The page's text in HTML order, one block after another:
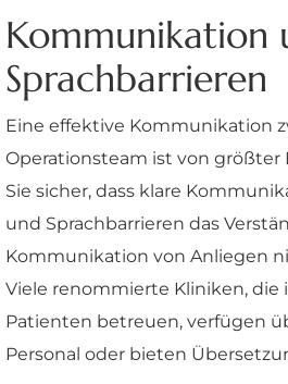
Kommunikation
Sprachbarrieren
Eine effektive Kommunikation
Operationsteam ist von größter
Sie sicher, dass klare
und Sprachbarrieren das
Kommunikation von Anliegen
Viele renommierte Kliniken, die
Patienten betreuen, verfügen
Personal oder bieten